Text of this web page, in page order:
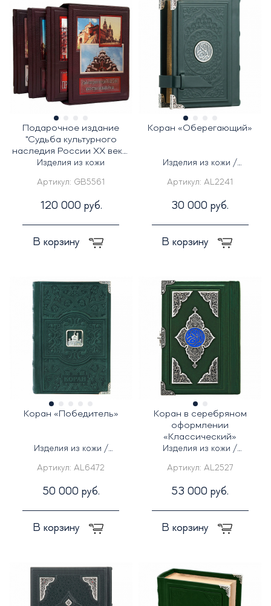
Подарочное издание
"Судьба культурного
наследия России ХХ века.
Архитектура и ландшафта
Изделия из кожи
Артикул: GB5561
120 000 руб.
В корзину
Коран «Оберегающий»
Изделия из кожи /
Артикул: AL2241
30 000 руб.
В корзину
Коран «Победитель»
Изделия из кожи /
Артикул:AL6472
50 000 руб.
В корзину
Коран в серебряном
оформлении
«Классический»
Изделия из кожи /
Артикул: AL2527
53 000 руб.
В корзину